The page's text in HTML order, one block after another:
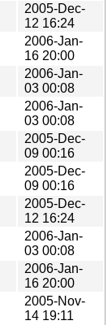
2005-Dec-
12 16:24
2006-Jan-
16 20:00
2006-Jan-
03 00:08
2006-Jan-
03 00:08
2005-Dec-
09 00:16
2005-Dec-
09 00:16
2005-Dec-
12 16:24
2006-Jan-
03 00:08
2006-Jan-
16 20:00
2005-Nov-
14 19:11